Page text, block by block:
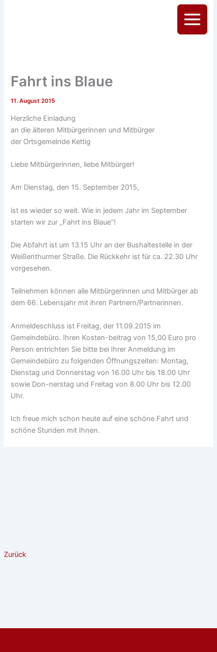
Main
Zurück
Fahrt ins Blaue
11. August 2015
Herzliche Einladung
an die älteren Mitbürgerinnen und Mitbürger
der Ortsgemeinde Kettig
Liebe Mitbürgerinnen, liebe Mitbürger!
Am Dienstag, den 15. September 2015,
ist es wieder so weit. Wie in jedem Jahr im September
starten wir zur „Fahrt ins Blaue“!
Die Abfahrt ist um 13.15 Uhr an der Bushaltestelle in der
Weißenthurmer Straße. Die Rückkehr ist für ca. 22.30 Uhr
vorgesehen.
Teilnehmen können alle Mitbürgerinnen und Mitbürger ab
dem 66. Lebensjahr mit ihren Partnern/Partnerinnen.
Anmeldeschluss ist Freitag, der 11.09.2015 im
Gemeindebüro. Ihren Kosten-beitrag von 15,00 Euro pro
Person entrichten Sie bitte bei Ihrer Anmeldung im
Gemeindebüro zu folgenden Öffnungszeiten: Montag,
Dienstag und Donnerstag von 16.00 Uhr bis 18.00 Uhr
sowie Don-nerstag und Freitag von 8.00 Uhr bis 12.00
Uhr.
Ich freue mich schon heute auf eine schöne Fahrt und
schöne Stunden mit Ihnen.